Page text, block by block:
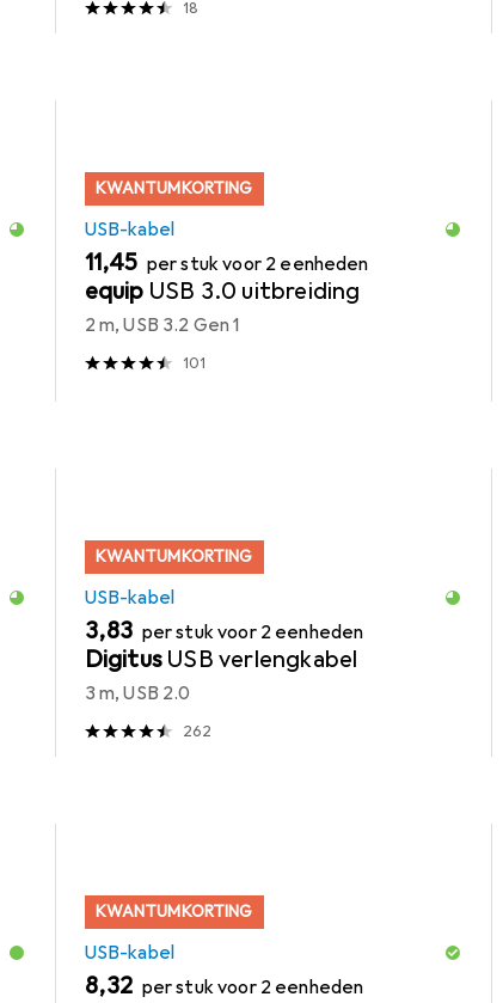
18
KWANTUMKORTING
USB-kabel
EUR
11,45 per stuk voor 2 eenheden
equip USB 3.0 uitbreiding
2 m, USB 3.2 Gen 1
101
KWANTUMKORTING
USB-kabel
EUR
3,83 per stuk voor 2 eenheden
Digitus USB verlengkabel
3 m, USB 2.0
262
KWANTUMKORTING
USB-kabel
EUR
8,32 per stuk voor 2 eenheden